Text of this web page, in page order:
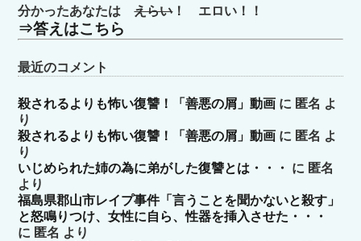
分かったあなたはえらい！ エロい！！
⇒答えはこちら
最近のコメント
殺されるよりも怖い復讐！「善悪の屑」動画 に 匿名 よ
り
殺されるよりも怖い復讐！「善悪の屑」動画 に 匿名 よ
り
いじめられた姉の為に弟がした復讐とは・・・
に 匿名
より
福島県郡山市レイプ事件「言うことを聞かないと殺す」
と怒鳴りつけ、女性に自ら、性器を挿入させた・・・
に 匿名 より